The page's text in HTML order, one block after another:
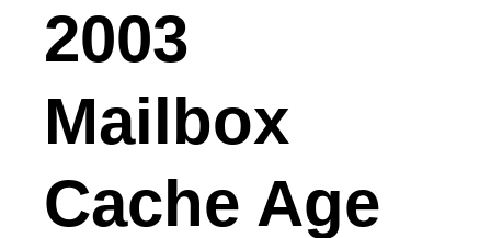
2003
Mailbox
Cache Age